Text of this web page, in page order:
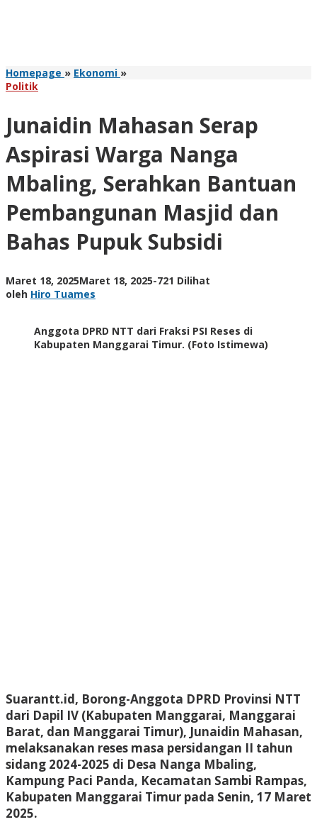
Homepage » Ekonomi »Junaidin
Warga
Mbaling,
Serahkan
Bantuan
Pembangunan
Masjid
dan
Bahas
Pupuk
Politik
Junaidin Mahasan Serap
Aspirasi Warga Nanga
Mbaling, Serahkan Bantuan
Pembangunan Masjid dan
Bahas Pupuk Subsidi
Maret 18, 2025Maret 18, 2025oleh
-721 Dilihat
oleh Hiro Tuames
Anggota DPRD NTT dari Fraksi PSI Reses di
Kabupaten Manggarai Timur. (Foto Istimewa)
Suarantt.id, Borong-Anggota DPRD Provinsi NTT
dari Dapil IV (Kabupaten Manggarai, Manggarai
Barat, dan Manggarai Timur), Junaidin Mahasan,
melaksanakan reses masa persidangan II tahun
sidang 2024-2025 di Desa Nanga Mbaling,
Kampung Paci Panda, Kecamatan Sambi Rampas,
Kabupaten Manggarai Timur pada Senin, 17 Maret
2025.